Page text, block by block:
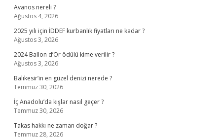
Avanos nereli ?
Ağustos 4, 2026
2025 yılı için İDDEF kurbanlık fiyatları ne kadar ?
Ağustos 3, 2026
2024 Ballon d’Or ödülü kime verilir ?
Ağustos 3, 2026
Balıkesir’in en güzel denizi nerede ?
Temmuz 30, 2026
İç Anadolu’da kışlar nasıl geçer ?
Temmuz 30, 2026
Takas hakkı ne zaman doğar ?
Temmuz 28, 2026